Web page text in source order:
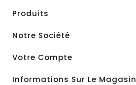
Produits
Notre Société
Votre Compte
Informations Sur Le Magasin